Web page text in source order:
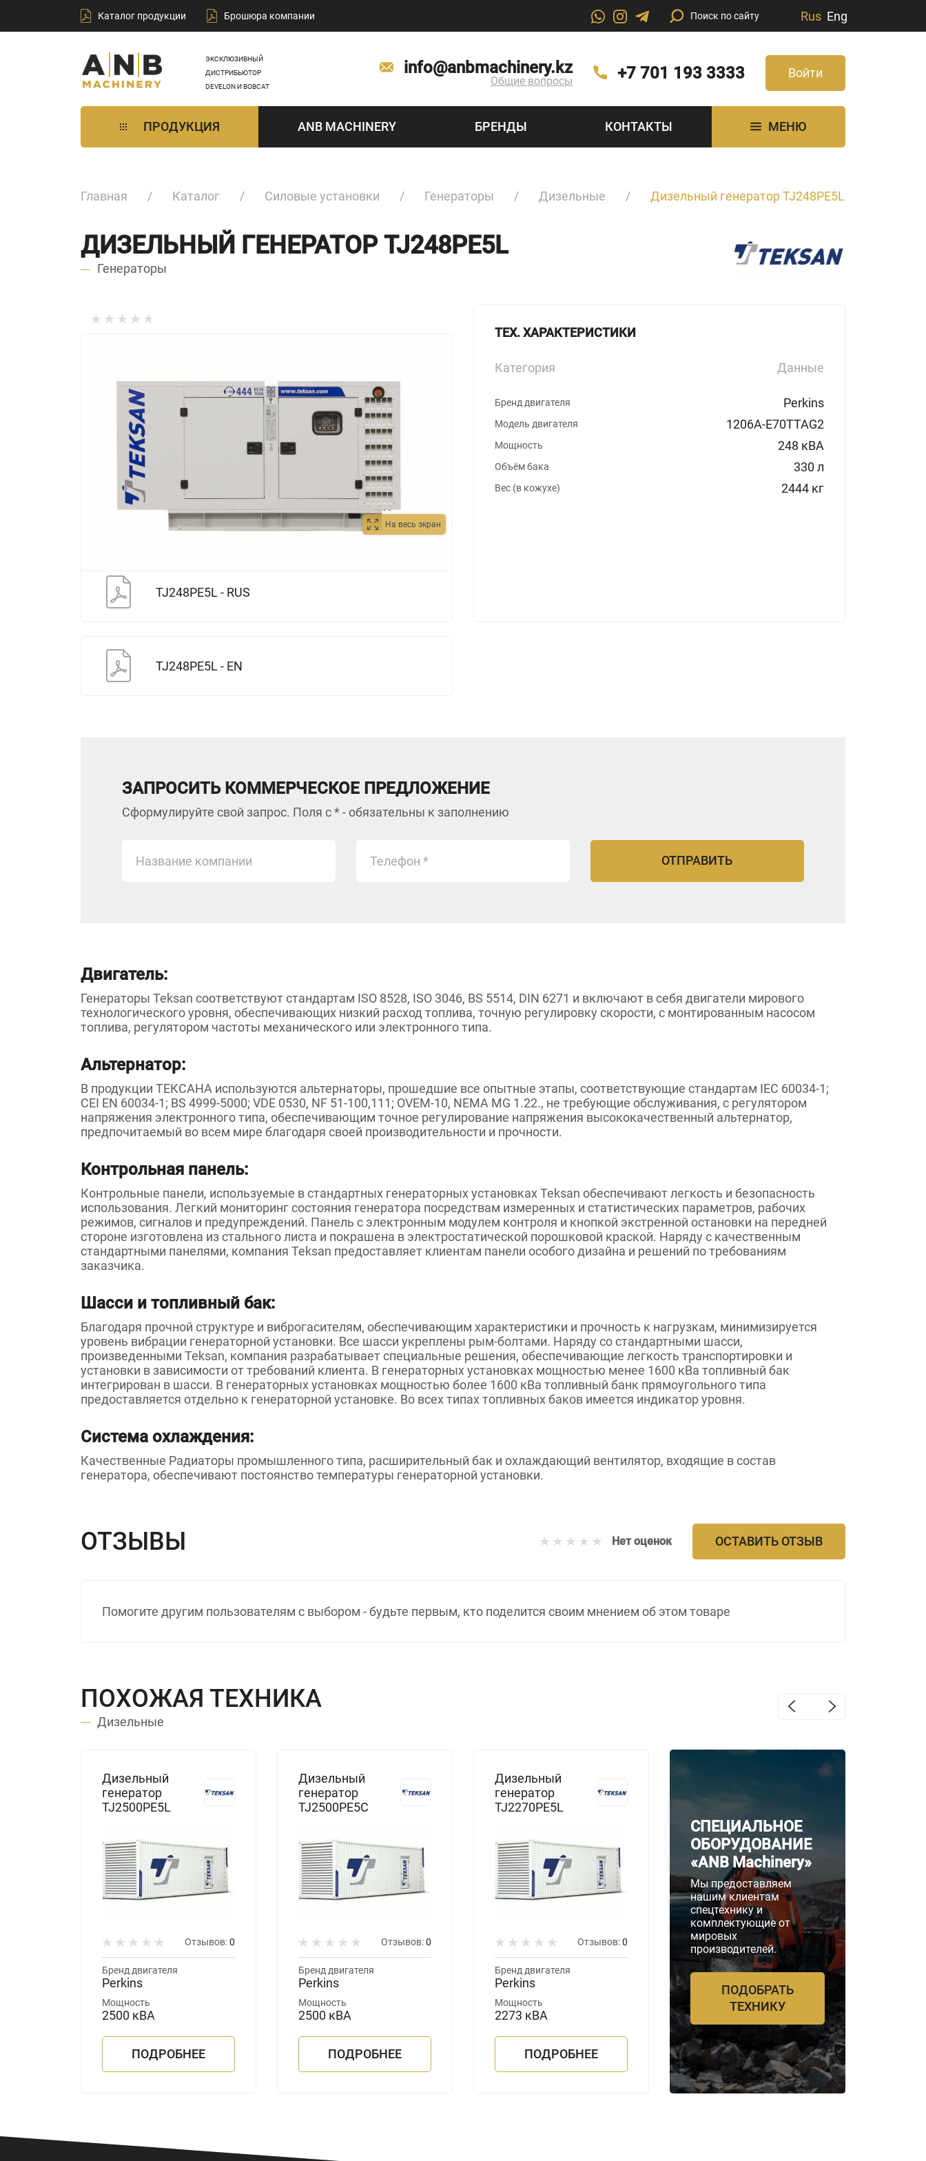
Каталог продукции Брошюра компании Rus Eng
ЭКСКЛЮЗИВНЫЙ
ДИСТРИБЬЮТОР
DEVELON И BOBCAT
info@anbmachinery.kz
Общие вопросы +7 701 193 3333 Войти
ПРОДУКЦИЯ ANB MACHINERY БРЕНДЫ КОНТАКТЫ МЕНЮ
Главная Каталог Силовые установки Генераторы Дизельные Дизельный генератор TJ248PE5L
ДИЗЕЛЬНЫЙ ГЕНЕРАТОР TJ248PE5L
Генераторы
На весь экран
TJ248PE5L - RUS
TJ248PE5L - EN
ТЕХ. ХАРАКТЕРИСТИКИ
Категория Данные
Бренд двигателя Perkins
Модель двигателя 1206A-E70TTAG2
Мощность 248 кВА
Объём бака 330 л
Вес (в кожухе) 2444 кг
ЗАПРОСИТЬ КОММЕРЧЕСКОЕ ПРЕДЛОЖЕНИЕ
Сформулируйте свой запрос. Поля с * - обязательны к заполнению
Двигатель:
Генераторы Teksan соответствуют стандартам ISO 8528, ISO 3046, BS 5514, DIN 6271 и включают в себя двигатели мирового
технологического уровня, обеспечивающих низкий расход топлива, точную регулировку скорости, с монтированным насосом
топлива, регулятором частоты механического или электронного типа.
Альтернатор:
В продукции ТЕКСАНА используются альтернаторы, прошедшие все опытные этапы, соответствующие стандартам IEC 60034-1;
CEI EN 60034-1; BS 4999-5000; VDE 0530, NF 51-100,111; OVEM-10, NEMA MG 1.22., не требующие обслуживания, с регулятором
напряжения электронного типа, обеспечивающим точное регулирование напряжения высококачественный альтернатор,
предпочитаемый во всем мире благодаря своей производительности и прочности.
Контрольная панель:
Контрольные панели, используемые в стандартных генераторных установках Teksan обеспечивают легкость и безопасность
использования. Легкий мониторинг состояния генератора посредствам измеренных и статистических параметров, рабочих
режимов, сигналов и предупреждений. Панель с электронным модулем контроля и кнопкой экстренной остановки на передней
стороне изготовлена из стального листа и покрашена в электростатической порошковой краской. Наряду с качественным
стандартными панелями, компания Teksan предоставляет клиентам панели особого дизайна и решений по требованиям
заказчика.
Шасси и топливный бак:
Благодаря прочной структуре и виброгасителям, обеспечивающим характеристики и прочность к нагрузкам, минимизируется
уровень вибрации генераторной установки. Все шасси укреплены рым-болтами. Наряду со стандартными шасси,
произведенными Teksan, компания разрабатывает специальные решения, обеспечивающие легкость транспортировки и
установки в зависимости от требований клиента. В генераторных установках мощностью менее 1600 кВа топливный бак
интегрирован в шасси. В генераторных установках мощностью более 1600 кВа топливный банк прямоугольного типа
предоставляется отдельно к генераторной установке. Во всех типах топливных баков имеется индикатор уровня.
Система охлаждения:
Качественные Радиаторы промышленного типа, расширительный бак и охлаждающий вентилятор, входящие в состав
генератора, обеспечивают постоянство температуры генераторной установки.
ОТЗЫВЫ Нет оценок ОСТАВИТЬ ОТЗЫВ
Помогите другим пользователям с выбором - будьте первым, кто поделится своим мнением об этом товаре
ПОХОЖАЯ ТЕХНИКА
Дизельные
Дизельный
генератор
TJ2500PE5L
Отзывов:0
Бренд двигателя
Perkins
Мощность
2500 кВА
ПОДРОБНЕЕ
Дизельный
генератор
TJ2500PE5C
Отзывов:0
Бренд двигателя
Perkins
Мощность
2500 кВА
ПОДРОБНЕЕ
Дизельный
генератор
TJ2270PE5L
Отзывов:0
Бренд двигателя
Perkins
Мощность
2273 кВА
ПОДРОБНЕЕ
генератор
Отзывов:
Бренд двигателя
Perkins
Мощность
2200 кВА
ПОДРОБНЕЕ
СПЕЦИАЛЬНОЕ
ОБОРУДОВАНИЕ
«ANB Machinery»
Мы предоставляем
нашим клиентам
спецтехнику и
комплектующие от
мировых
производителей.
ПОДОБРАТЬ
ТЕХНИКУ